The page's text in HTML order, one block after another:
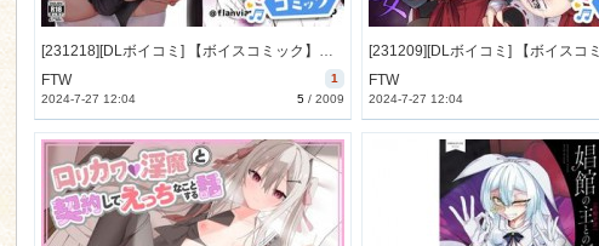
[231218][DLボイコミ] 【ボイスコミック】懺悔穴 [31M] [RJ01128101]
1
FTW
5 /2009
2024-7-27 12:04
FTW
2024-7-27 12:04